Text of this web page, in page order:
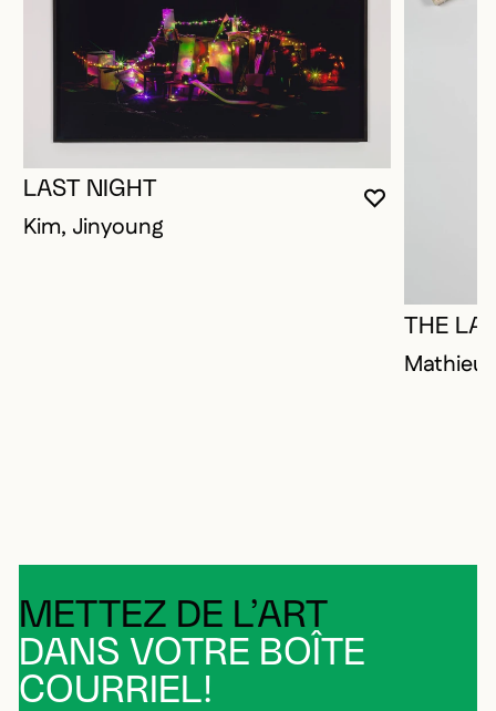
VOUS
FERMER
OUVRIR LA
LAST NIGHT
Kim, Jinyoung
THE
METTEZ DE L’ART
DANS VOTRE BOÎTE
COURRIEL!